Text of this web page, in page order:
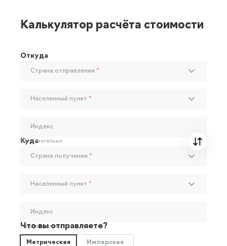
Калькулятор расчёта стоимости
Откуда
Страна отправления *
Населенный пункт *
Индекс
Необязательно
Куда
Страна получения *
Населенный пункт *
Индекс
Необязательно
Что вы отправляете?
Метрическая Имперская